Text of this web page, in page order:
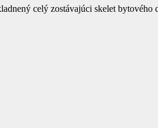
celý zostávajúci skelet bytového